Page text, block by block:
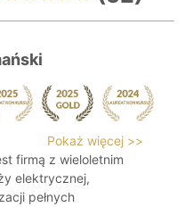
Pokaż więcej >>
firmą z wieloletnim
elektrycznej,
pełnych